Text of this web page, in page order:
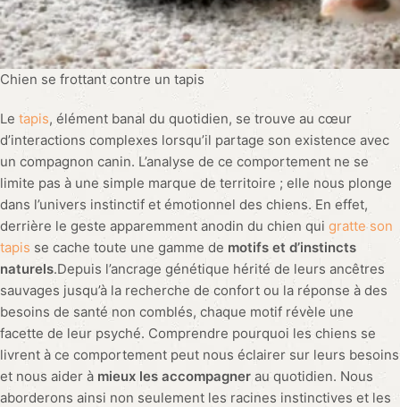
Chien se frottant contre un tapis
Le tapis, élément banal du quotidien, se trouve au cœur
d’interactions complexes lorsqu’il partage son existence avec
un compagnon canin. L’analyse de ce comportement ne se
limite pas à une simple marque de territoire ; elle nous plonge
dans l’univers instinctif et émotionnel des chiens. En effet,
derrière le geste apparemment anodin du chien qui gratte son
tapis se cache toute une gamme de motifs et d’instincts
naturels.Depuis l’ancrage génétique hérité de leurs ancêtres
sauvages jusqu’à la recherche de confort ou la réponse à des
besoins de santé non comblés, chaque motif révèle une
facette de leur psyché. Comprendre pourquoi les chiens se
livrent à ce comportement peut nous éclairer sur leurs besoins
et nous aider à mieux les accompagner au quotidien. Nous
aborderons ainsi non seulement les racines instinctives et les